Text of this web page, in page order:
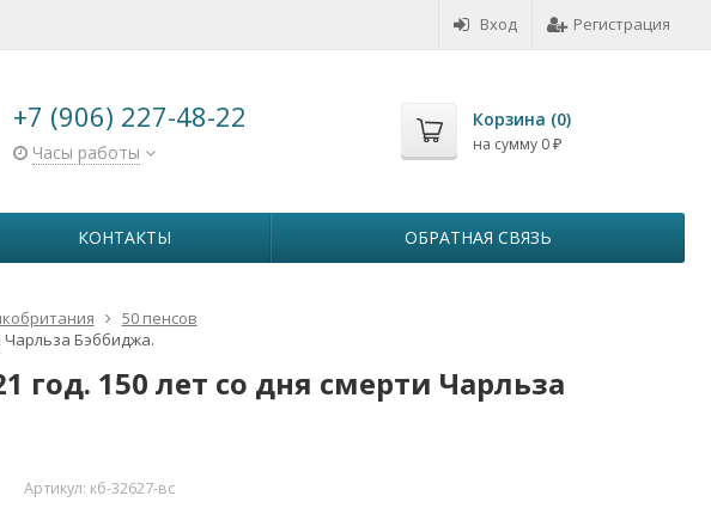
Вход Регистрация
+7 (906) 227-48-22
Часы работы
Корзина (0)
на сумму 0 ₽
КОНТАКТЫ ОБРАТНАЯ СВЯЗЬ
50 пенсов
Чарльза Бэббиджа.
год. 150 лет со дня смерти Чарльза
Артикул: кб-32627-вс